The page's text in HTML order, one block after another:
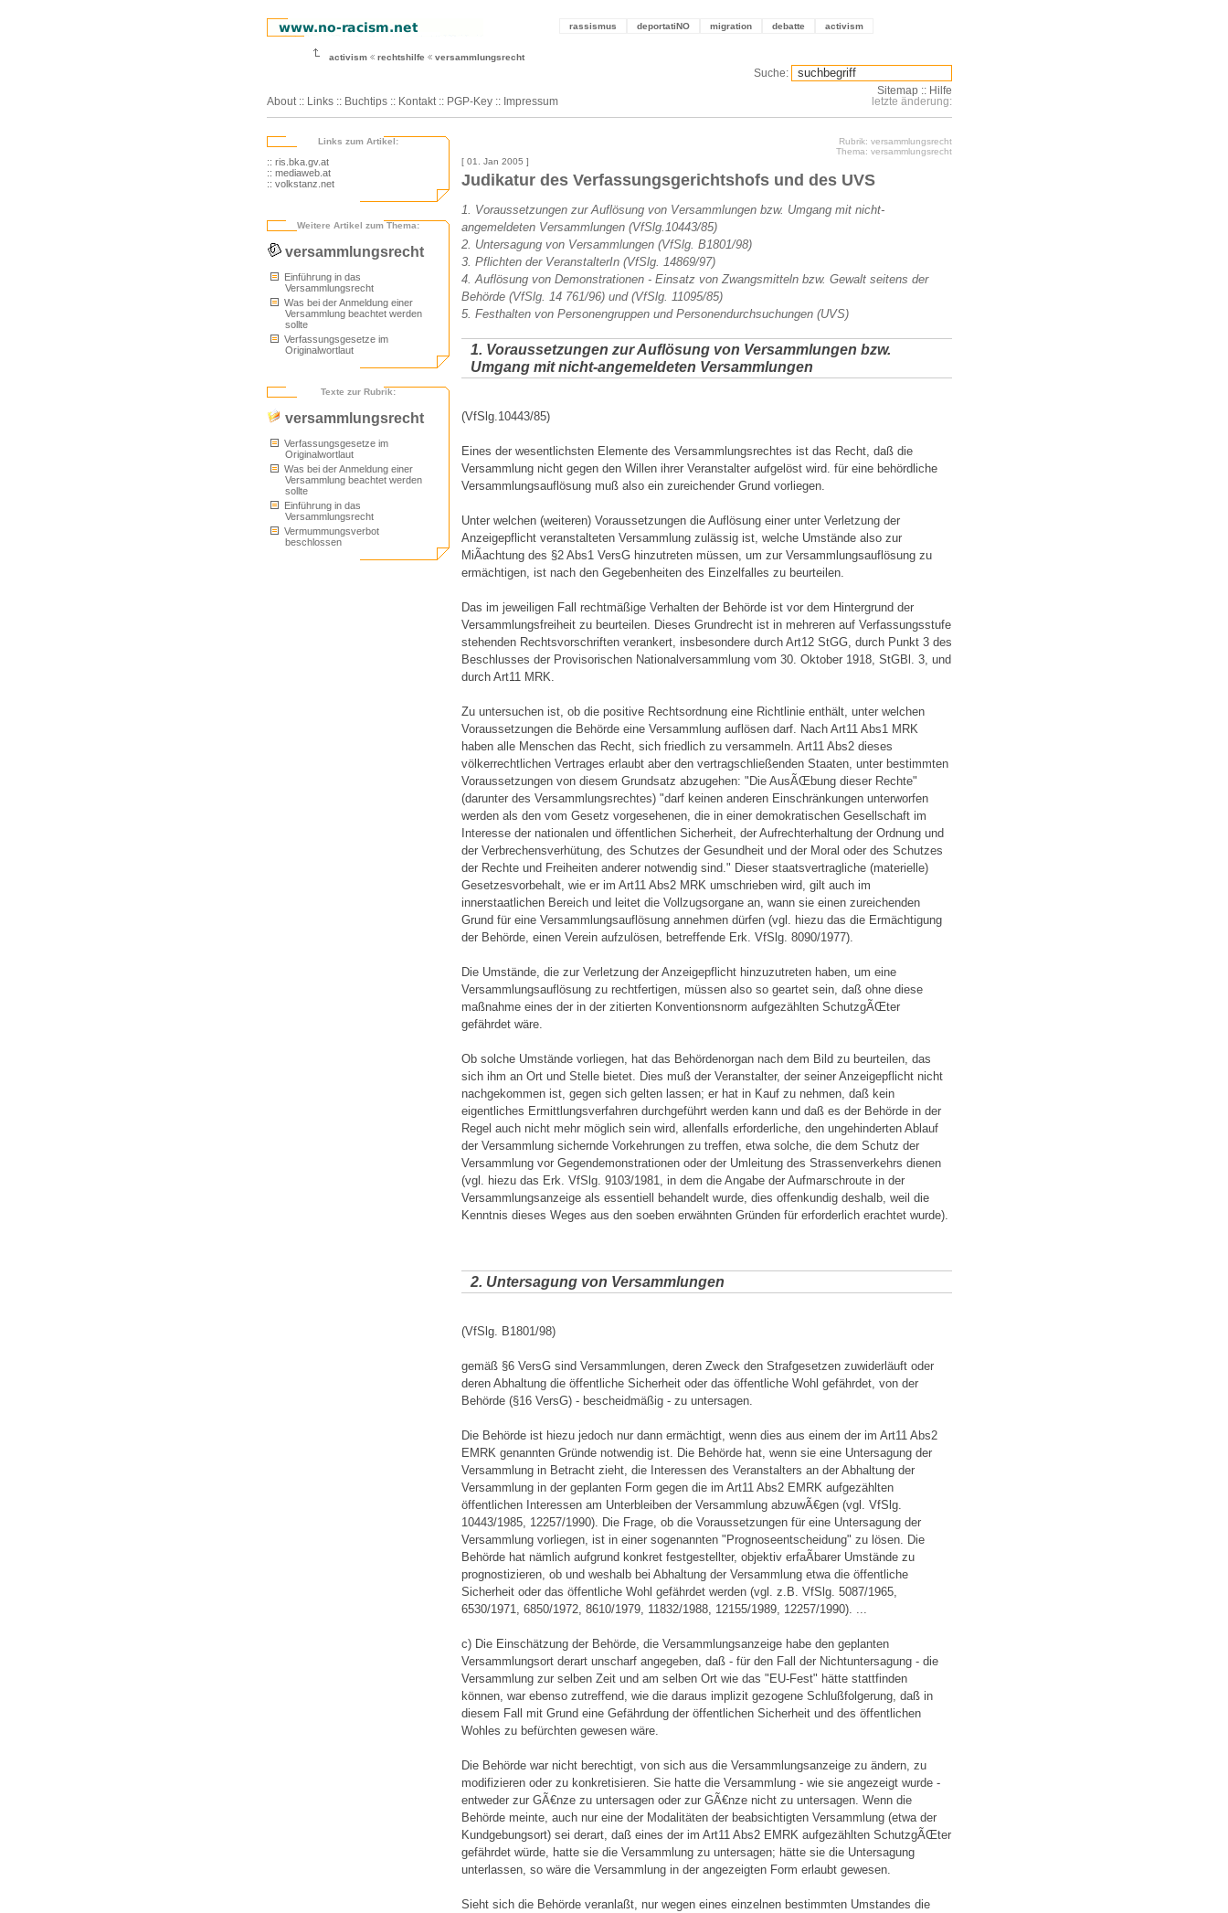
rassismus deportatiNO migration debatte activism
activism rechtshilfe versammlungsrecht
About :: Links :: Buchtips :: Kontakt :: PGP-Key :: Impressum
Suche:
Sitemap :: Hilfe
letzte änderung:
Links zum Artikel:
:: ris.bka.gv.at
:: mediaweb.at
:: volkstanz.net
Weitere Artikel zum Thema:
versammlungsrecht
Einführung in das
Versammlungsrecht
Was bei der Anmeldung einer
Versammlung beachtet werden
sollte
Verfassungsgesetze im
Originalwortlaut
Texte zur Rubrik:
versammlungsrecht
Verfassungsgesetze im
Originalwortlaut
Was bei der Anmeldung einer
Versammlung beachtet werden
sollte
Einführung in das
Versammlungsrecht
Vermummungsverbot
beschlossen
Rubrik: versammlungsrecht
Thema: versammlungsrecht
[ 01. Jan 2005 ]
Judikatur des Verfassungsgerichtshofs und des UVS
1. Voraussetzungen zur Auflösung von Versammlungen bzw. Umgang mit nicht-
angemeldeten Versammlungen (VfSlg.10443/85)
2. Untersagung von Versammlungen (VfSlg. B1801/98)
3. Pflichten der VeranstalterIn (VfSlg. 14869/97)
4. Auflösung von Demonstrationen - Einsatz von Zwangsmitteln bzw. Gewalt seitens der
Behörde (VfSlg. 14 761/96) und (VfSlg. 11095/85)
5. Festhalten von Personengruppen und Personendurchsuchungen (UVS)
1. Voraussetzungen zur Auflösung von Versammlungen bzw.
Umgang mit nicht-angemeldeten Versammlungen
(VfSlg.10443/85)
Eines der wesentlichsten Elemente des Versammlungsrechtes ist das Recht, daß die
Versammlung nicht gegen den Willen ihrer Veranstalter aufgelöst wird. für eine behördliche
Versammlungsauflösung muß also ein zureichender Grund vorliegen.
Unter welchen (weiteren) Voraussetzungen die Auflösung einer unter Verletzung der
Anzeigepflicht veranstalteten Versammlung zulässig ist, welche Umstände also zur
MiÃachtung des §2 Abs1 VersG hinzutreten müssen, um zur Versammlungsauflösung zu
ermächtigen, ist nach den Gegebenheiten des Einzelfalles zu beurteilen.
Das im jeweiligen Fall rechtmäßige Verhalten der Behörde ist vor dem Hintergrund der
Versammlungsfreiheit zu beurteilen. Dieses Grundrecht ist in mehreren auf Verfassungsstufe
stehenden Rechtsvorschriften verankert, insbesondere durch Art12 StGG, durch Punkt 3 des
Beschlusses der Provisorischen Nationalversammlung vom 30. Oktober 1918, StGBl. 3, und
durch Art11 MRK.
Zu untersuchen ist, ob die positive Rechtsordnung eine Richtlinie enthält, unter welchen
Voraussetzungen die Behörde eine Versammlung auflösen darf. Nach Art11 Abs1 MRK
haben alle Menschen das Recht, sich friedlich zu versammeln. Art11 Abs2 dieses
völkerrechtlichen Vertrages erlaubt aber den vertragschließenden Staaten, unter bestimmten
Voraussetzungen von diesem Grundsatz abzugehen: "Die AusÃŒbung dieser Rechte"
(darunter des Versammlungsrechtes) "darf keinen anderen Einschränkungen unterworfen
werden als den vom Gesetz vorgesehenen, die in einer demokratischen Gesellschaft im
Interesse der nationalen und öffentlichen Sicherheit, der Aufrechterhaltung der Ordnung und
der Verbrechensverhütung, des Schutzes der Gesundheit und der Moral oder des Schutzes
der Rechte und Freiheiten anderer notwendig sind." Dieser staatsvertragliche (materielle)
Gesetzesvorbehalt, wie er im Art11 Abs2 MRK umschrieben wird, gilt auch im
innerstaatlichen Bereich und leitet die Vollzugsorgane an, wann sie einen zureichenden
Grund für eine Versammlungsauflösung annehmen dürfen (vgl. hiezu das die Ermächtigung
der Behörde, einen Verein aufzulösen, betreffende Erk. VfSlg. 8090/1977).
Die Umstände, die zur Verletzung der Anzeigepflicht hinzuzutreten haben, um eine
Versammlungsauflösung zu rechtfertigen, müssen also so geartet sein, daß ohne diese
maßnahme eines der in der zitierten Konventionsnorm aufgezählten SchutzgÃŒter
gefährdet wäre.
Ob solche Umstände vorliegen, hat das Behördenorgan nach dem Bild zu beurteilen, das
sich ihm an Ort und Stelle bietet. Dies muß der Veranstalter, der seiner Anzeigepflicht nicht
nachgekommen ist, gegen sich gelten lassen; er hat in Kauf zu nehmen, daß kein
eigentliches Ermittlungsverfahren durchgeführt werden kann und daß es der Behörde in der
Regel auch nicht mehr möglich sein wird, allenfalls erforderliche, den ungehinderten Ablauf
der Versammlung sichernde Vorkehrungen zu treffen, etwa solche, die dem Schutz der
Versammlung vor Gegendemonstrationen oder der Umleitung des Strassenverkehrs dienen
(vgl. hiezu das Erk. VfSlg. 9103/1981, in dem die Angabe der Aufmarschroute in der
Versammlungsanzeige als essentiell behandelt wurde, dies offenkundig deshalb, weil die
Kenntnis dieses Weges aus den soeben erwähnten Gründen für erforderlich erachtet wurde).
2. Untersagung von Versammlungen
(VfSlg. B1801/98)
gemäß §6 VersG sind Versammlungen, deren Zweck den Strafgesetzen zuwiderläuft oder
deren Abhaltung die öffentliche Sicherheit oder das öffentliche Wohl gefährdet, von der
Behörde (§16 VersG) - bescheidmäßig - zu untersagen.
Die Behörde ist hiezu jedoch nur dann ermächtigt, wenn dies aus einem der im Art11 Abs2
EMRK genannten Gründe notwendig ist. Die Behörde hat, wenn sie eine Untersagung der
Versammlung in Betracht zieht, die Interessen des Veranstalters an der Abhaltung der
Versammlung in der geplanten Form gegen die im Art11 Abs2 EMRK aufgezählten
öffentlichen Interessen am Unterbleiben der Versammlung abzuwÃ€gen (vgl. VfSlg.
10443/1985, 12257/1990). Die Frage, ob die Voraussetzungen für eine Untersagung der
Versammlung vorliegen, ist in einer sogenannten "Prognoseentscheidung" zu lösen. Die
Behörde hat nämlich aufgrund konkret festgestellter, objektiv erfaÃbarer Umstände zu
prognostizieren, ob und weshalb bei Abhaltung der Versammlung etwa die öffentliche
Sicherheit oder das öffentliche Wohl gefährdet werden (vgl. z.B. VfSlg. 5087/1965,
6530/1971, 6850/1972, 8610/1979, 11832/1988, 12155/1989, 12257/1990). ...
c) Die Einschätzung der Behörde, die Versammlungsanzeige habe den geplanten
Versammlungsort derart unscharf angegeben, daß - für den Fall der Nichtuntersagung - die
Versammlung zur selben Zeit und am selben Ort wie das "EU-Fest" hätte stattfinden
können, war ebenso zutreffend, wie die daraus implizit gezogene Schlußfolgerung, daß in
diesem Fall mit Grund eine Gefährdung der öffentlichen Sicherheit und des öffentlichen
Wohles zu befürchten gewesen wäre.
Die Behörde war nicht berechtigt, von sich aus die Versammlungsanzeige zu ändern, zu
modifizieren oder zu konkretisieren. Sie hatte die Versammlung - wie sie angezeigt wurde -
entweder zur GÃ€nze zu untersagen oder zur GÃ€nze nicht zu untersagen. Wenn die
Behörde meinte, auch nur eine der Modalitäten der beabsichtigten Versammlung (etwa der
Kundgebungsort) sei derart, daß eines der im Art11 Abs2 EMRK aufgezählten SchutzgÃŒter
gefährdet würde, hatte sie die Versammlung zu untersagen; hätte sie die Untersagung
unterlassen, so wäre die Versammlung in der angezeigten Form erlaubt gewesen.
Sieht sich die Behörde veranlaßt, nur wegen eines einzelnen bestimmten Umstandes die